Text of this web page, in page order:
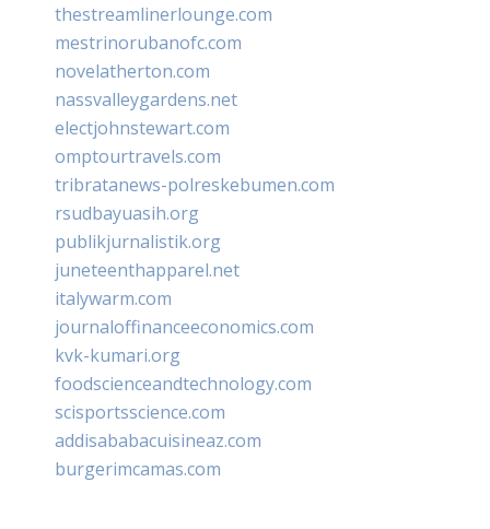
thestreamlinerlounge.com
mestrinorubanofc.com
novelatherton.com
nassvalleygardens.net
electjohnstewart.com
omptourtravels.com
tribratanews-polreskebumen.com
rsudbayuasih.org
publikjurnalistik.org
juneteenthapparel.net
italywarm.com
journaloffinanceeconomics.com
kvk-kumari.org
foodscienceandtechnology.com
scisportsscience.com
addisababacuisineaz.com
burgerimcamas.com